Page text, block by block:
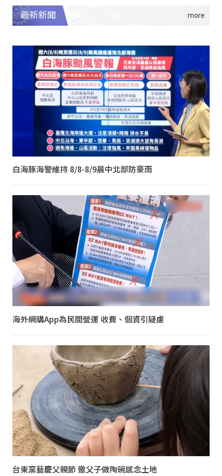
最新新聞
白海豚海警維持 8/8-8/9晨中北部防豪雨
海外網購App為民間營運 收費、個資引疑慮
台東窯藝慶父親節 邀父子做陶碗感念土地